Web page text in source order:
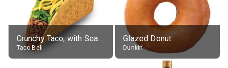
Crunchy Taco, with Seasoned Beef
Taco Bell
Glazed Donut
Dunkin'